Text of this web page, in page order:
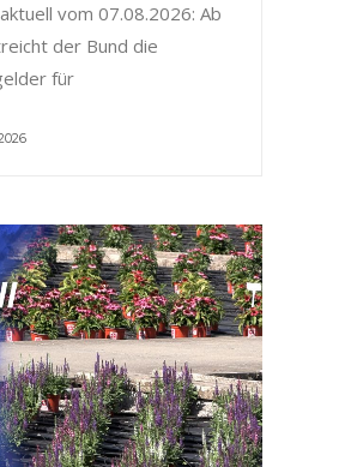
vom 07.08.2026: Ab
der Bund die
für